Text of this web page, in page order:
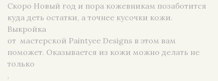
Скоро Новый год и пора кожевникам позаботится
куда деть остатки, а точнее кусочки кожи.
Выкройка
от мастерской Paintyee Designs в этом вам
поможет. Оказывается из кожи можно делать не
только
,